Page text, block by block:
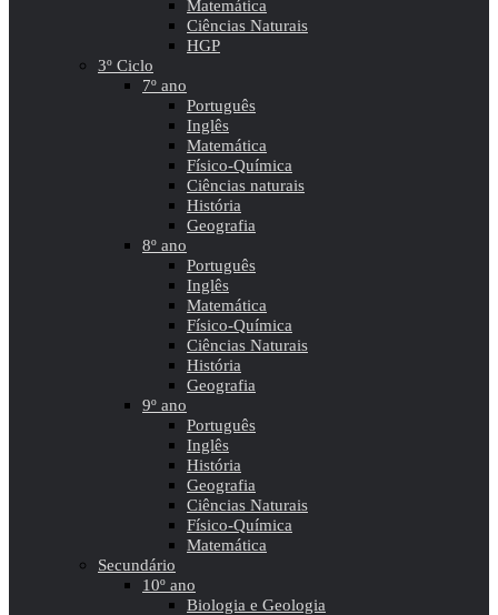
Matemática
Ciências Naturais
HGP
3º Ciclo
7º ano
Português
Inglês
Matemática
Físico-Química
Ciências naturais
História
Geografia
8º ano
Português
Inglês
Matemática
Físico-Química
Ciências Naturais
História
Geografia
9º ano
Português
Inglês
História
Geografia
Ciências Naturais
Físico-Química
Matemática
Secundário
10º ano
Biologia e Geologia